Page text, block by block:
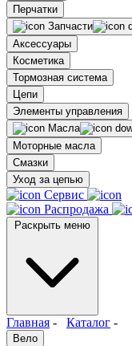
Перчатки
Запчасти
Аксессуары
Косметика
Тормозная система
Цепи
Элементы управления
Масла
Моторные масла
Смазки
Уход за цепью
Сервис
Распродажа
Главная - Каталог -
Вело